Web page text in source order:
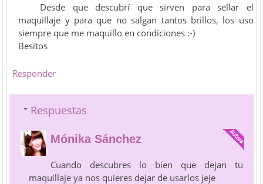
Desde que descubrí que sirven para sellar el
maquillaje y para que no salgan tantos brillos, los uso
siempre que me maquillo en condiciones :-)
Besitos
Responder
Respuestas
Mónika Sánchez
Cuando descubres lo bien que dejan tu
maquillaje ya nos quieres dejar de usarlos jeje